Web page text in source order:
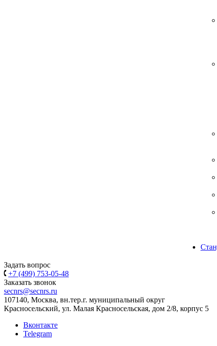
Задать вопрос
+7 (499) 753-05-48
Заказать звонок
secnrs@secnrs.ru
107140, Москва, вн.тер.г. муниципальный округ
Красносельский, ул. Малая Красносельская, дом 2/8, корпус 5
Вконтакте
Telegram